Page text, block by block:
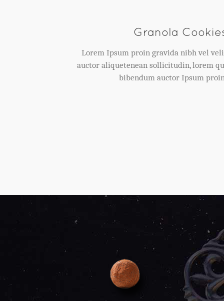
Granola
Lorem Ipsum proin gravida nibh vel
auctor aliquetenean sollicitudin, lorem
bibendum auctor Ipsum